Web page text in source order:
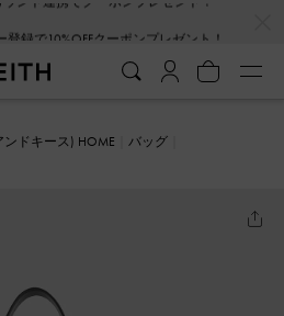
ンドキース) HOME
バッグ